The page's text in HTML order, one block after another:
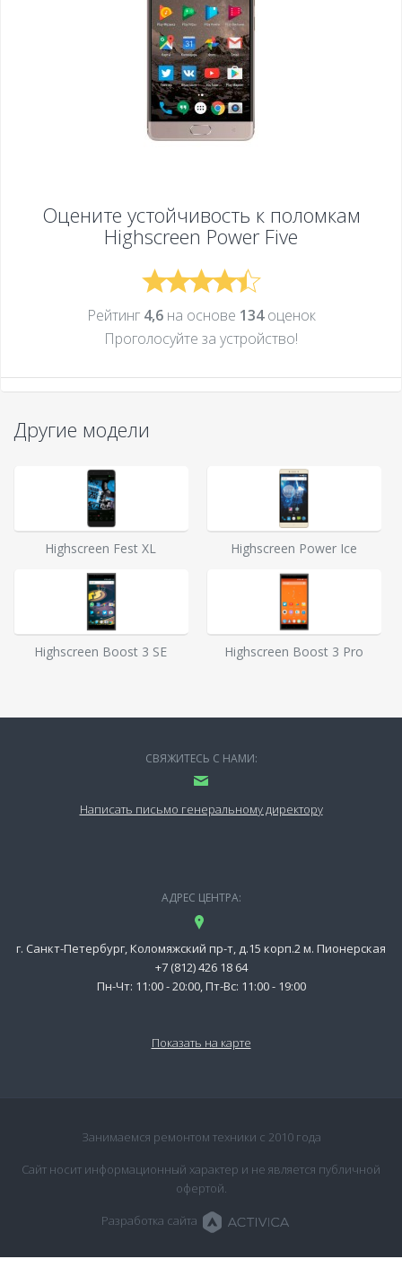
Оцените устойчивость к поломкам
Highscreen Power Five
Рейтинг 4,6на основе 134оценок
Проголосуйте за устройcтво!
Другие модели
Highscreen Fest XL Highscreen Power Ice
Highscreen Boost 3 SE Highscreen Boost 3 Pro
СВЯЖИТЕСЬ С НАМИ:
Написать письмо генеральному директору
АДРЕС ЦЕНТРА:
г. Санкт-Петербург, Коломяжский пр-т, д.15 корп.2 м. Пионерская
+7 (812) 426 18 64
Пн-Чт: 11:00 - 20:00, Пт-Вс: 11:00 - 19:00
Показать на карте
Занимаемся ремонтом техники с 2010 года
Сайт носит информационный характер и не является публичной
офертой.
Разработка сайта